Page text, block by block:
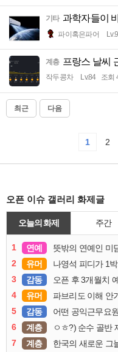
기타 과학자들이
파이혹은파어
계층 프랑스 날씨
작두콩차 Lv.84 조회
최근 다음
1 2
오픈 이슈 갤러리 화제글
오늘의 화제 주간
1 연예 뜻밖의 연예인 미
2
유머 나영석 피디가 1
3
감동 오픈 후 3개월치
4
유머 파브리도 이해 안
5
감동 어떤 공익근무요
6
계층 ㅇㅎ?) 순수 골반
7
계층 한국의 새로운 그